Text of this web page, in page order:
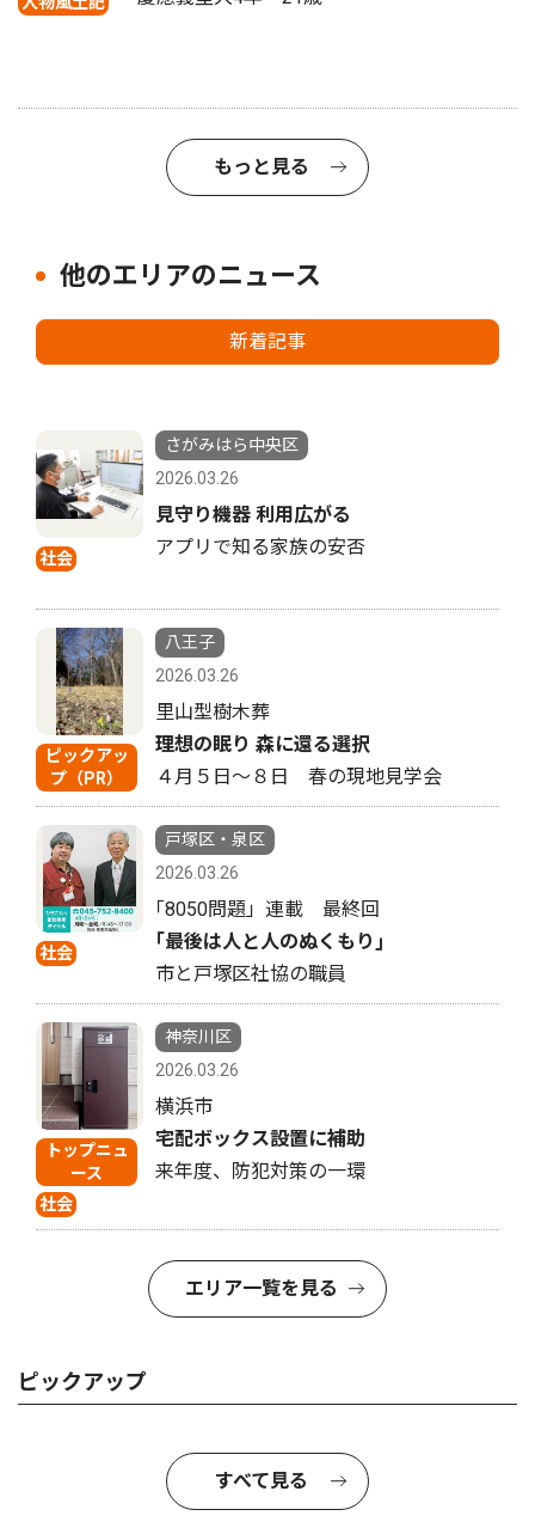
もっと見る
他のエリアのニュース
新着記事
社会
さがみはら中央区
2026.03.26
見守り機器 利用広がる
アプリで知る家族の安否
ピックアッ
プ（PR）
八王子
2026.03.26
里山型樹木葬
理想の眠り 森に還る選択
４月５日〜８日 春の現地見学会
社会
戸塚区・泉区
2026.03.26
｢8050問題」連載 最終回
｢最後は人と人のぬくもり｣
市と戸塚区社協の職員
トップニュ
ース
社会
神奈川区
2026.03.26
横浜市
宅配ボックス設置に補助
来年度、防犯対策の一環
エリア一覧を見る
ピックアップ
すべて見る